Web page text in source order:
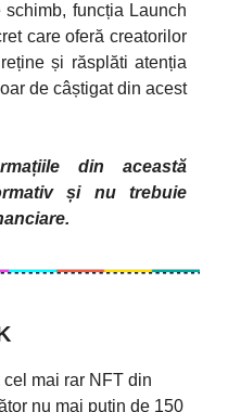
funcția Launch
care oferă creatorilor
și răsplăti atenția
de câștigat din acest
din această
și nu trebuie
mai rar NFT din
nu mai puțin de 150